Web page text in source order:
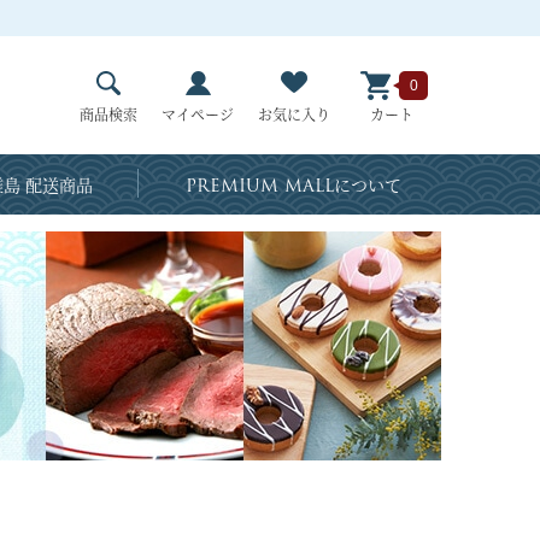
商品検索 マイページ お気に入り カート
0
配送商品 PREMIUM MALLについて